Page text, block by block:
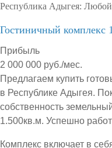
Республика Адыгея: Любой
Гостиничный комплекс
Прибыль
2 000 000 руб./мес.
Предлагаем купить
в Республике Адыгея.
собственность
1.500кв.м. Успешно
Комплекс включает в